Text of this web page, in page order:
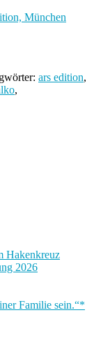
München
ars edition,
,
Hakenkreuz
2026
Familie sein.“*